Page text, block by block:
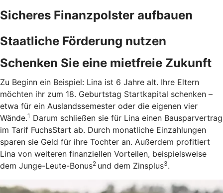
Sicheres Finanzpolster aufbauen
Staatliche Förderung nutzen
Schenken Sie eine mietfreie Zukunft
Zu Beginn ein Beispiel: Lina ist 6 Jahre alt. Ihre Eltern
möchten ihr zum 18. Geburtstag Startkapital schenken –
etwa für ein Auslandssemester oder die eigenen vier
Wände.1 Darum schließen sie für Lina einen Bausparvertrag
im Tarif FuchsStart ab. Durch monatliche Einzahlungen
sparen sie Geld für ihre Tochter an. Außerdem profitiert
Lina von weiteren finanziellen Vorteilen, beispielsweise
dem Junge-Leute-Bonus2 und dem Zinsplus3.